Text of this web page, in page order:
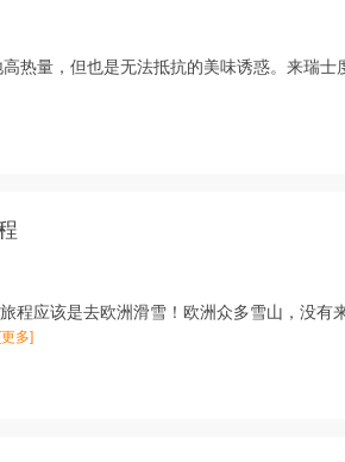
热量，但也是无法抵抗的美味诱惑。来瑞士
程应该是去欧洲滑雪！欧洲众多雪山，没有
[更多]